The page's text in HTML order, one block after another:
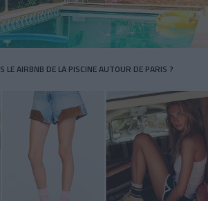
LE AIRBNB DE LA PISCINE AUTOUR DE PARIS ?